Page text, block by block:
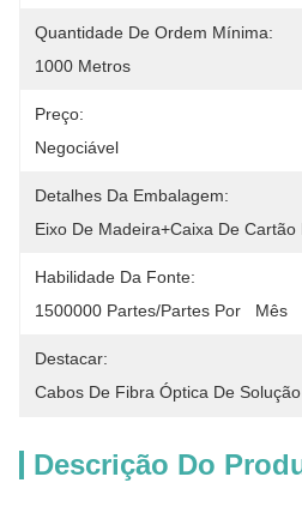
Quantidade De Ordem Mínima:
1000 Metros
Preço:
Negociável
Detalhes Da Embalagem:
Eixo De Madeira+caixa De Cartão
Habilidade Da Fonte:
1500000 Partes/partes Por   Mês
Destacar:
Cabos De Fibra Óptica De
Descrição Do